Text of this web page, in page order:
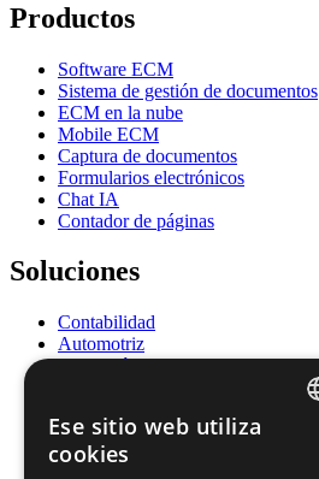
Productos
Software ECM
Sistema de gestión de documentos
ECM en la nube
Mobile ECM
Captura de documentos
Formularios electrónicos
Chat IA
Contador de páginas
Soluciones
Contabilidad
Automotriz
Educación
Salud
Recursos Humanos
Ese sitio web utiliza
cookies